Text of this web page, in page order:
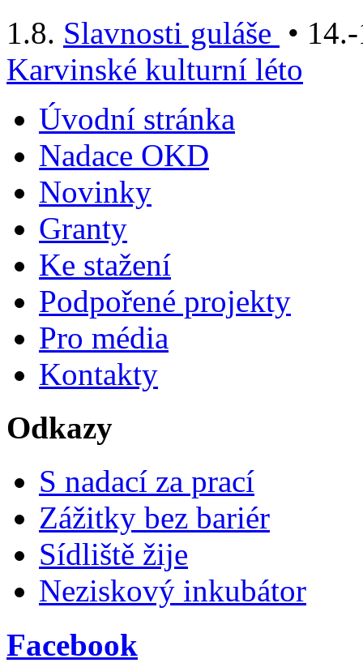
1.8. Slavnosti guláše •
Karvinské kulturní léto
Úvodní stránka
Nadace OKD
Novinky
Granty
Ke stažení
Podpořené projekty
Pro média
Kontakty
Odkazy
S nadací za prací
Zážitky bez bariér
Sídliště žije
Neziskový inkubátor
Facebook